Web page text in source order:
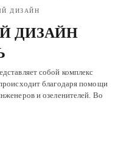
ДИЗАЙН
ДИЗАЙН
собой комплекс
благодаря помощи
и озеленителей. Во